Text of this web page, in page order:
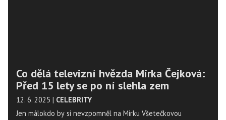
Co dělá televizní hvězda Mirka Čejková:
Před 15 lety se po ní slehla zem
12. 6. 2025 | CELEBRITY
Jen málokdo by si nevzpomněl na Mirku Všetečkovou